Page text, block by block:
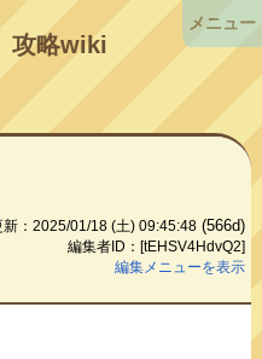
略wiki
新：2025/01/18 (土) 09:45:48 (566d)
編集者ID：[tEHSV4HdvQ2]
編集メニューを表示
メニュー